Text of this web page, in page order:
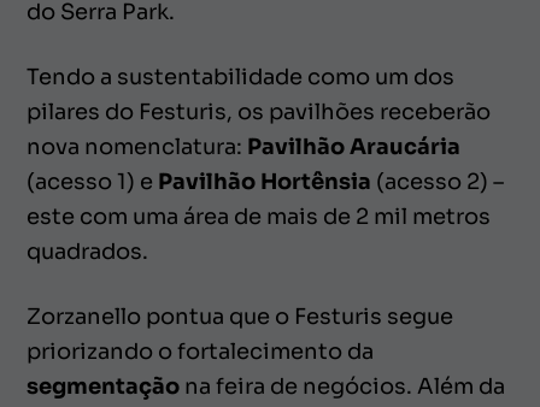
do Serra Park.
Tendo a sustentabilidade como um dos
pilares do Festuris, os pavilhões receberão
nova nomenclatura: Pavilhão Araucária
(acesso 1) e Pavilhão Hortênsia (acesso 2) –
este com uma área de mais de 2 mil metros
quadrados.
Zorzanello pontua que o Festuris segue
priorizando o fortalecimento da
segmentação na feira de negócios. Além da